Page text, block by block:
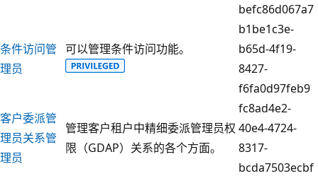
befc86d067a7
条件访问管
理员
可以管理条件访问功能。
b1be1c3e-
b65d-4f19-
8427-
f6fa0d97feb9
客户委派管
理员关系管
理员
管理客户租户中精细委派管理员权
限（GDAP）关系的各个方面。
fc8ad4e2-
40e4-4724-
8317-
bcda7503ecbf